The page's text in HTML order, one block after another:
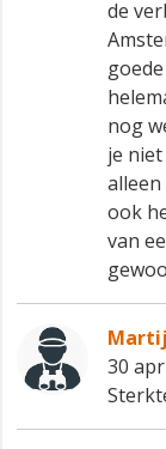
de
nog
je
ook
van
30